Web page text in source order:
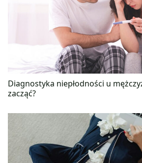
Diagnostyka niepłodności u
zacząć?